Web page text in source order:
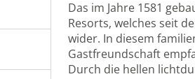
Das im Jahre 1581
Resorts, welches seit
wider. In diesem
Gastfreundschaft
Durch die hellen